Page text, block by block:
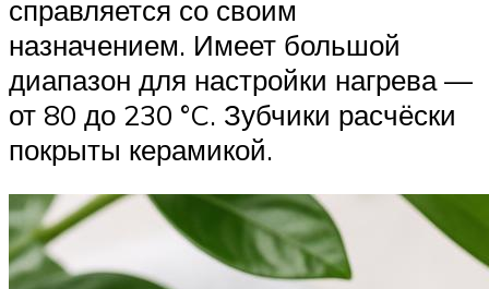
справляется со своим
назначением. Имеет большой
диапазон для настройки нагрева —
от 80 до 230 °C. Зубчики расчёски
покрыты керамикой.